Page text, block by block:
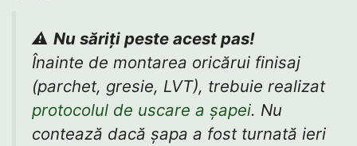
⚠️ Nu săriți peste acest pas!
Înainte de montarea oricărui finisaj
(parchet, gresie, LVT), trebuie realizat
protocolul de uscare a șapei. Nu
contează dacă șapa a fost turnată ieri